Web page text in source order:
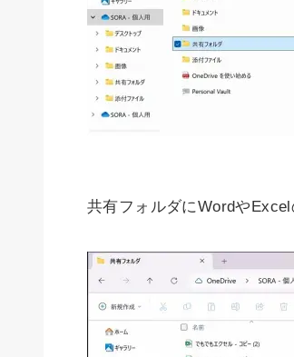
共有フォルダにWordやExcel